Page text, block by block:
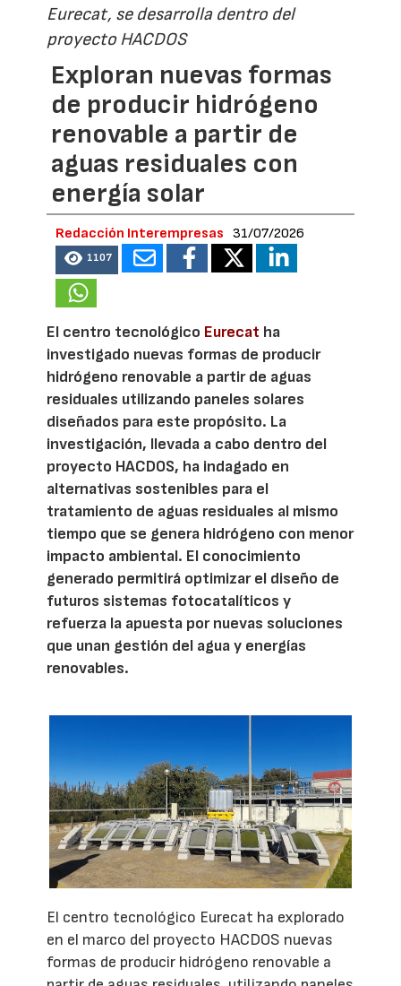
Eurecat, se desarrolla dentro del
proyecto HACDOS
Exploran nuevas formas
de producir hidrógeno
renovable a partir de
aguas residuales con
energía solar
Redacción Interempresas 31/07/2026
1107
El centro tecnológico Eurecat ha
investigado nuevas formas de producir
hidrógeno renovable a partir de aguas
residuales utilizando paneles solares
diseñados para este propósito. La
investigación, llevada a cabo dentro del
proyecto HACDOS, ha indagado en
alternativas sostenibles para el
tratamiento de aguas residuales al mismo
tiempo que se genera hidrógeno con menor
impacto ambiental. El conocimiento
generado permitirá optimizar el diseño de
futuros sistemas fotocatalíticos y
refuerza la apuesta por nuevas soluciones
que unan gestión del agua y energías
renovables.
El centro tecnológico Eurecat ha explorado
en el marco del proyecto HACDOS nuevas
formas de producir hidrógeno renovable a